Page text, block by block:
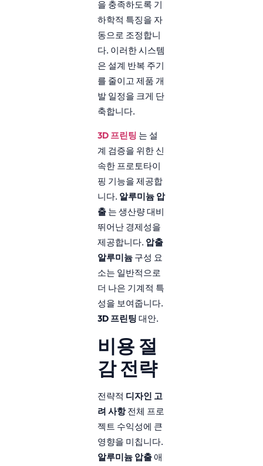
을 충족하도록 기
하학적 특징을 자
동으로 조정합니
다. 이러한 시스템
은 설계 반복 주기
를 줄이고 제품 개
발 일정을 크게 단
축합니다.
3D 프린팅 는 설
계 검증을 위한 신
속한 프로토타이
핑 기능을 제공합
니다. 알루미늄 압
출 는 생산량 대비
뛰어난 경제성을
제공합니다. 압출
알루미늄 구성 요
소는 일반적으로
더 나은 기계적 특
성을 보여줍니다.
3D 프린팅 대안.
비용 절
감 전략
전략적 디자인 고
려 사항전체 프로
젝트 수익성에 큰
영향을 미칩니다.
알루미늄 압출애